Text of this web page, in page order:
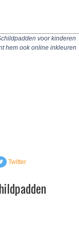
voor kinderen
hem ook online inkleuren
Twitter